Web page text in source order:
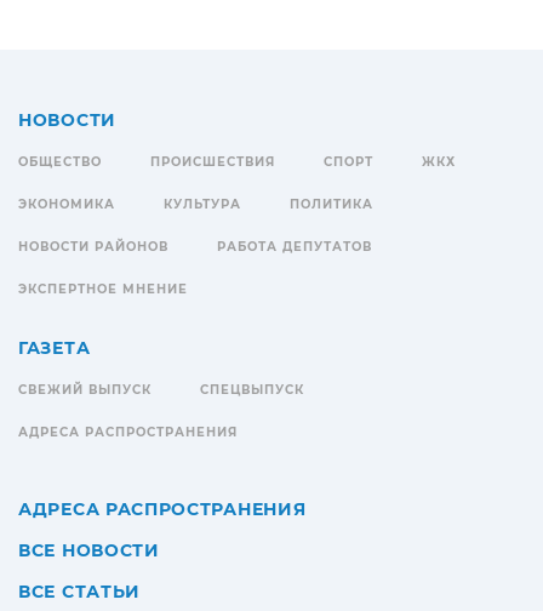
НОВОСТИ
ОБЩЕСТВО ПРОИСШЕСТВИЯ СПОРТ ЖКХ
ЭКОНОМИКА КУЛЬТУРА ПОЛИТИКА
НОВОСТИ РАЙОНОВ РАБОТА ДЕПУТАТОВ
ЭКСПЕРТНОЕ МНЕНИЕ
ГАЗЕТА
СВЕЖИЙ ВЫПУСК СПЕЦВЫПУСК
АДРЕСА РАСПРОСТРАНЕНИЯ
АДРЕСА РАСПРОСТРАНЕНИЯ
ВСЕ НОВОСТИ
ВСЕ СТАТЬИ